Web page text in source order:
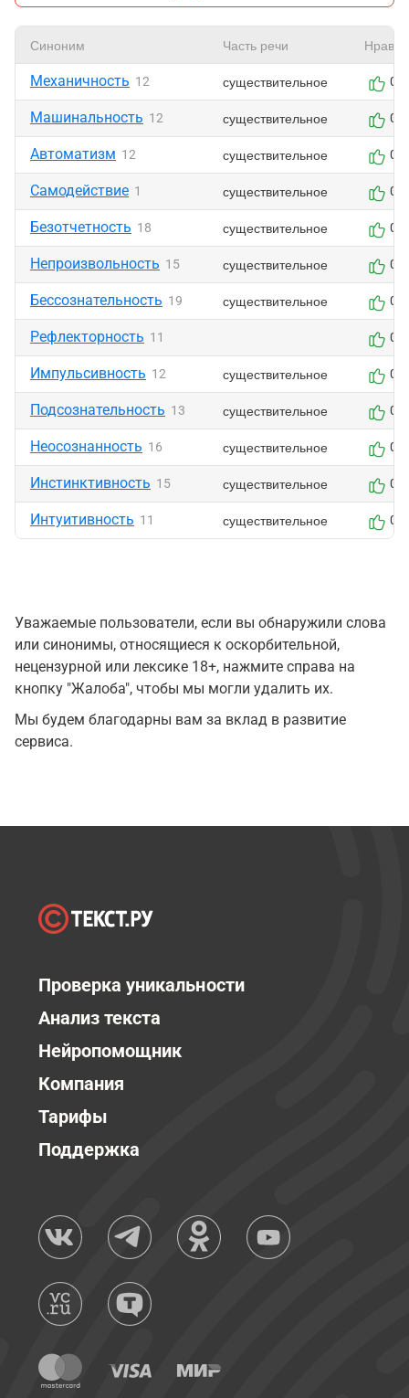
Синоним Часть речи
Механичность 12 существительное 0
Машинальность 12 существительное 0
Автоматизм 12 существительное 0
Самодействие 1 существительное 0
Безотчетность 18 существительное 0
Непроизвольность 15 существительное 0
Бессознательность 19 существительное 0
Рефлекторность 11 0
Импульсивность 12 существительное 0
Подсознательность 13 существительное 0
Неосознанность 16 существительное 0
Инстинктивность 15 существительное 0
Интуитивность 11 существительное 0
Уважаемые пользователи, если вы обнаружили слова
или синонимы, относящиеся к оскорбительной,
нецензурной или лексике 18+, нажмите справа на
кнопку "Жалоба", чтобы мы могли удалить их.
Мы будем благодарны вам за вклад в развитие
сервиса.
Проверка уникальности
Анализ текста
Нейропомощник
Компания
Тарифы
Поддержка